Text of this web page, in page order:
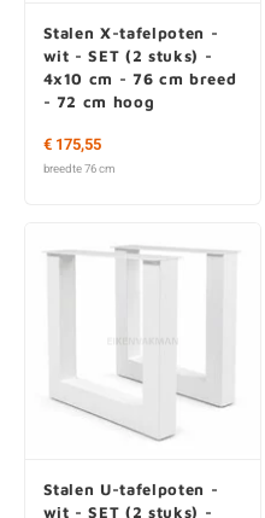
Stalen X-tafelpoten -
wit - SET (2 stuks) -
4x10 cm - 76 cm breed
- 72 cm hoog
€ 175,55
breedte 76 cm
Stalen U-tafelpoten -
wit - SET (2 stuks) -